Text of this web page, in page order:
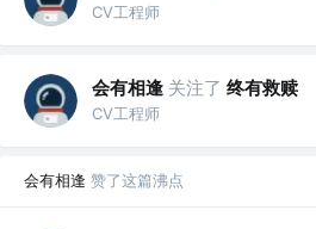
CV工程师
会有相逢 关注了 终有救赎
CV工程师
会有相逢 赞了这篇沸点